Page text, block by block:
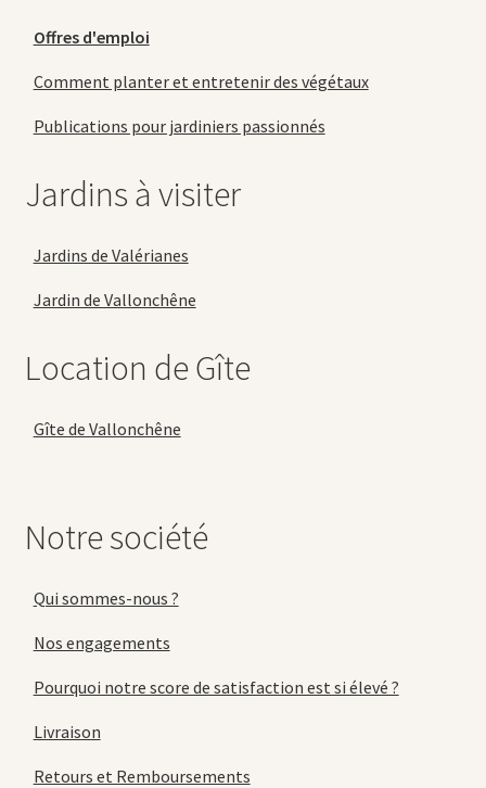
Offres d'emploi
Comment planter et entretenir des végétaux
Publications pour jardiniers passionnés
Jardins à visiter
Jardins de Valérianes
Jardin de Vallonchêne
Location de Gîte
Gîte de Vallonchêne
Notre société
Qui sommes-nous ?
Nos engagements
Pourquoi notre score de satisfaction est si élevé ?
Livraison
Retours et Remboursements